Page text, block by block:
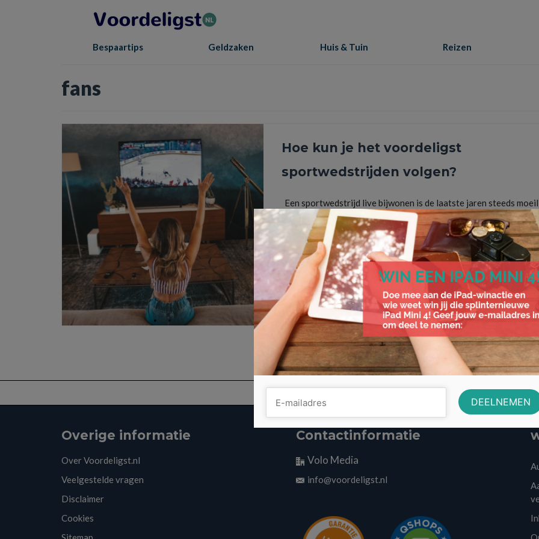
Bespaartips Geldzaken Huis & Tuin Reizen
fans
Hoe kun je het voordeligst
sportwedstrijden volgen?
Een sportwedstrijd live bijwonen is de laatste jaren steeds
geworden. Supporters worden niet meer toegelaten op de
Lees Meer
fans,gratis ,online,sport,supporters
Overige informatie
Over Voordeligst.nl
Veelgestelde vragen
Disclaimer
Cookies
Contactinformatie
Volo Media
info@voordeligst.nl